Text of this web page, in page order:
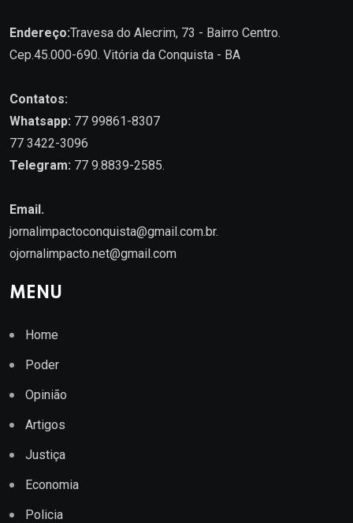
Endereço:Travesa do Alecrim, 73 - Bairro Centro.
Cep.45.000-690. Vitória da Conquista - BA
Contatos:
Whatsapp: 77 99861-8307
77 3422-3096
Telegram: 77 9.8839-2585.
Email.
jornalimpactoconquista@gmail.com.br.
ojornalimpacto.net@gmail.com
MENU
Home
Poder
Opinião
Artigos
Justiça
Economia
Policia